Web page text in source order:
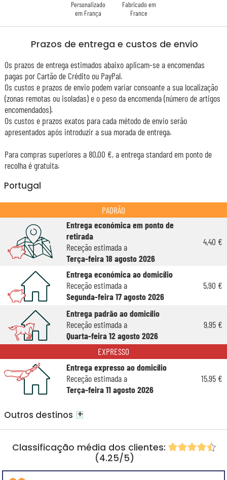
Personalizado
em França
Fabricado em
France
Classificação média dos clientes:
(4.25/5)
Prazos de entrega e custos de envio
Os prazos de entrega estimados abaixo aplicam-se a encomendas
pagas por Cartão de Crédito ou PayPal.
Os custos e prazos de envio podem variar consoante a sua localização
(zonas remotas ou isoladas) e o peso da encomenda (número de artigos
encomendados).
Os custos e prazos exatos para cada método de envio serão
apresentados após introduzir a sua morada de entrega.
Para compras superiores a 80,00 €, a entrega standard em ponto de
recolha é gratuita.
Portugal
PADRÃO
Entrega económica em ponto de
retirada
Receção estimada a
Terça-feira 18 agosto 2026
4,40 €
Entrega económica ao domicílio
Receção estimada a
Segunda-feira 17 agosto 2026
5,90 €
Entrega padrão ao domicílio
Receção estimada a
Quarta-feira 12 agosto 2026
9,95 €
EXPRESSO
Entrega expresso ao domicílio
Receção estimada a
Terça-feira 11 agosto 2026
15,95 €
Outros destinos +